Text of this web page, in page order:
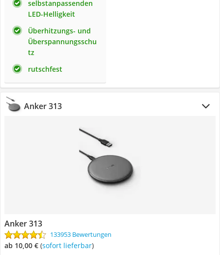
selbstanpassenden
LED-Helligkeit
Überhitzungs- und
Überspannungsschu
tz
rutschfest
Anker 313
Anker 313
133953 Bewertungen
ab 10,00 € ( Sofort lieferbar)